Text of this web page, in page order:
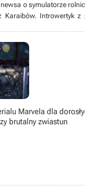
o symulatorze
Karaibów. Introwertyk z
dzisiaj.
Marvela dla
brutalny zwiastun